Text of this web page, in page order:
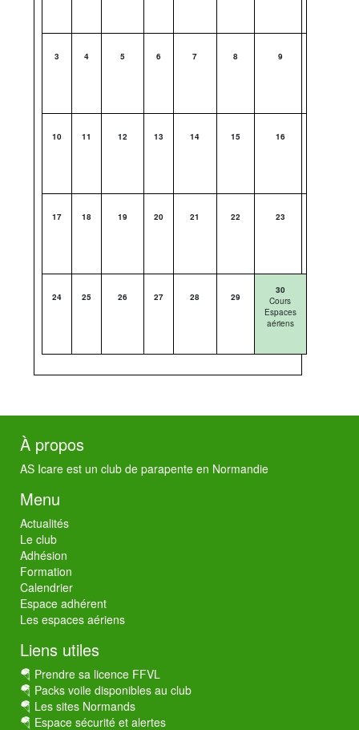
3 4 5 6 7 8 9
10 11 12 13 14 15 16
17 18 19 20 21 22 23
24 25 26 27 28 29
30
Cours
Espaces
aériens
À propos
AS Icare est un club de parapente en Normandie
Menu
Actualités
Le club
Adhésion
Formation
Calendrier
Espace adhérent
Les espaces aériens
Liens utiles
🪂 Prendre sa licence FFVL
🪂 Packs voile disponibles au club
🪂 Les sites Normands
🪂 Espace sécurité et alertes